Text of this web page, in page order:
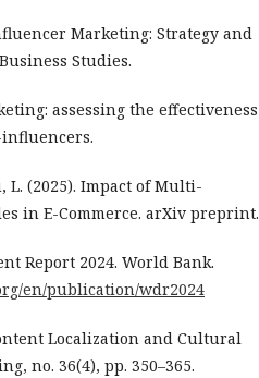
Marketing: Strategy and
Studies.
assessing the effectiveness
L. (2025). Impact of Multi-
in E-Commerce. arXiv preprint.
Report 2024. World Bank.
en/publication/wdr2024
Localization and Cultural
no. 36(4), pp. 350–365.